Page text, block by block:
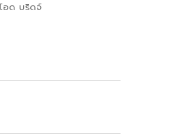
อด บริดจ์